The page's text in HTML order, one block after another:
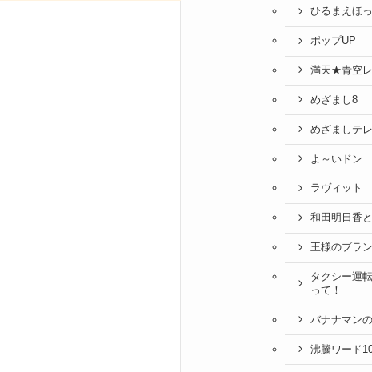
ひるまえほ
ポップUP
満天★青空
めざまし8
めざましテ
よ～いドン
ラヴィット
和田明日香
王様のブラ
タクシー運
って！
バナナマン
沸騰ワード